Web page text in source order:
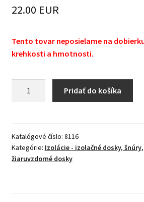
22.00 EUR
Tento tovar neposielame na
krehkosti a hmotnosti.
1000x610x30
mm
(podobné
Pridať do košíka
Katalógové číslo: 8116
Kategórie: Izolácie - izolačné dosky, šnúry,
žiaruvzdorné dosky